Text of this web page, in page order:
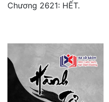
Chương 2621: HẾT.